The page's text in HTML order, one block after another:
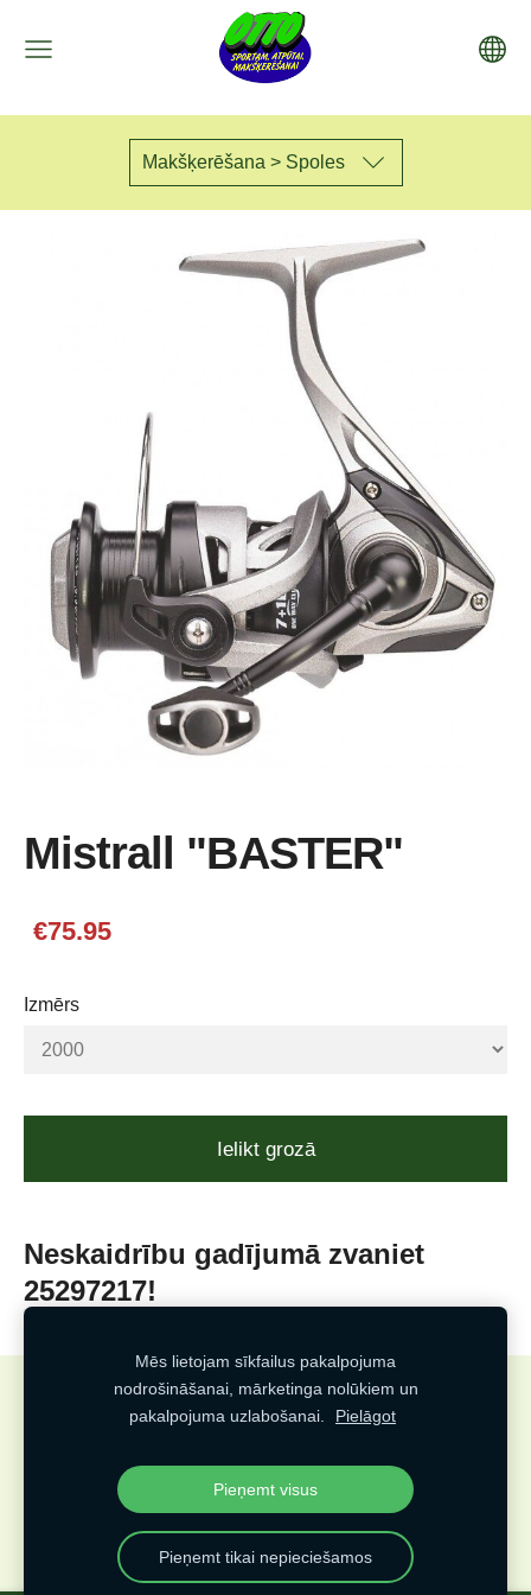
Makšķerēšana > Spoles
Neskaidrību gadījumā zvaniet
25297217!
Mistrall "BASTER"
€75.95
Izmērs
Ielikt grozā
Sīkdatnes
Veidots
Mēs lietojam sīkfailus pakalpojuma
nodrošināšanai, mārketinga nolūkiem un
pakalpojuma uzlabošanai.
Pielāgot
Pieņemt visus
Pieņemt tikai nepieciešamos